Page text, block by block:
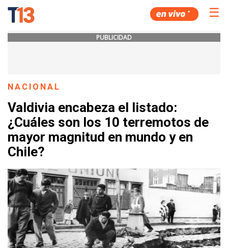
☰
PUBLICIDAD
NACIONAL
Valdivia encabeza el listado:
¿Cuáles son los 10 terremotos de
mayor magnitud en mundo y en
Chile?